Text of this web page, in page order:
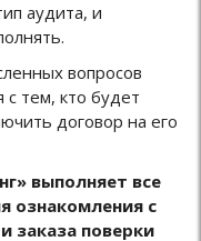
аудита, и
вопросов
тем, кто будет
договор на его
выполняет все
ознакомления с
заказа поверки